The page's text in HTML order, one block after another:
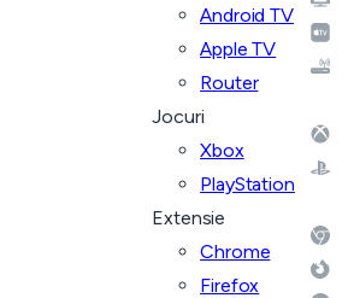
Android TV
Apple TV
Router
Jocuri
Xbox
PlayStation
Extensie
Chrome
Firefox